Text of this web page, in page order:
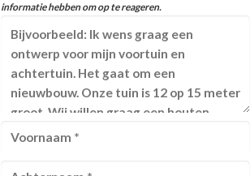
informatie hebben om op te reageren.